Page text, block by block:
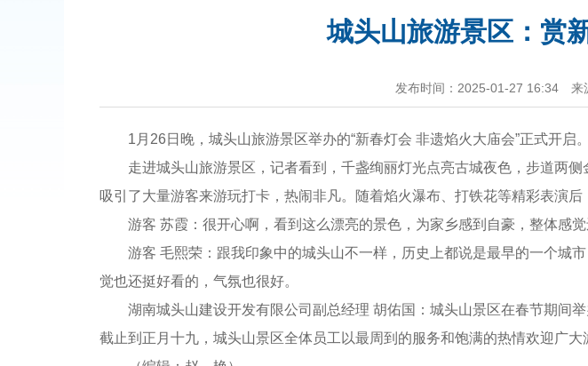
城头山旅游景区：赏
发布时间：2025-01-27 16:34 来
1月26日晚，城头山旅游景区举办的“新春灯会 非遗焰火大庙会”正式开启。
走进城头山旅游景区，记者看到，千盏绚丽灯光点亮古城夜色，步道两
吸引了大量游客来游玩打卡，热闹非凡。随着焰火瀑布、打铁花等精彩表演后
游客 苏霞：很开心啊，看到这么漂亮的景色，为家乡感到自豪，整体感
游客 毛熙荣：跟我印象中的城头山不一样，历史上都说是最早的一个城
觉也还挺好看的，气氛也很好。
湖南城头山建设开发有限公司副总经理 胡佑国：城头山景区在春节期间
截止到正月十九，城头山景区全体员工以最周到的服务和饱满的热情欢迎广大